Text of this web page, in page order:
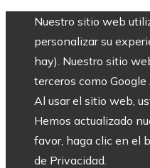
Nuestro sitio web
personalizar su
hay). Nuestro sitio
terceros como
Al usar el sitio web,
Hemos actualizado
favor, haga clic en el
de Privacidad.